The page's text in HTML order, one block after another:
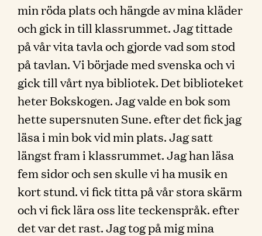
min röda plats och hängde av mina kläder
och gick in till klassrummet. Jag tittade
på vår vita tavla och gjorde vad som stod
på tavlan. Vi började med svenska och vi
gick till vårt nya bibliotek. Det biblioteket
heter Bokskogen. Jag valde en bok som
hette supersnuten Sune. efter det fick jag
läsa i min bok vid min plats. Jag satt
längst fram i klassrummet. Jag han läsa
fem sidor och sen skulle vi ha musik en
kort stund. vi fick titta på vår stora skärm
och vi fick lära oss lite teckenspråk. efter
det var det rast. Jag tog på mig mina